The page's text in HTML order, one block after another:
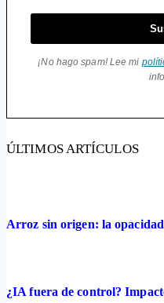
¡No hago spam! Lee mi
ÚLTIMOS ARTÍCULOS
Arroz sin origen: la
¿IA fuera de control?